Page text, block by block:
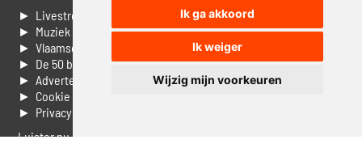
Ik ga akkoord
Ik weiger
Wijzig mijn voorkeuren
► Livestream informatie
► Muziek opzoeken
► Vlaamse 100 Aller tijden
► De 50 beste van...
► Adverteren op Jouwradio
► Cookie voorkeuren wijzigen
► Privacyinformatie
Luister nu naar Jouwradio! De beste Nederlandstalige muziek